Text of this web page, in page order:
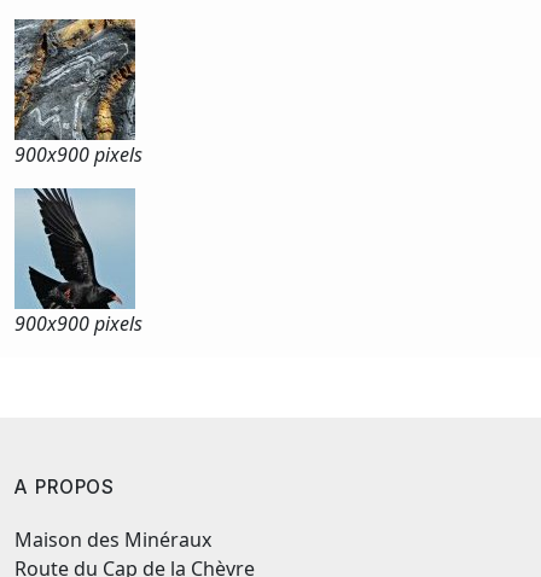
900x900 pixels
900x900 pixels
A PROPOS
Maison des Minéraux
Route du Cap de la Chèvre